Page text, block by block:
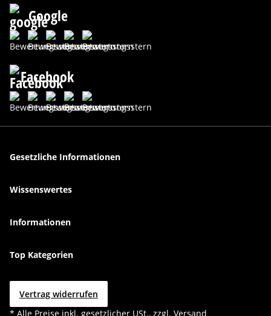
Google
Facebook
Gesetzliche Informationen
Wissenswertes
Informationen
Top Kategorien
Vertrag widerrufen
* Alle Preise inkl. gesetzlicher USt., zzgl. Versand